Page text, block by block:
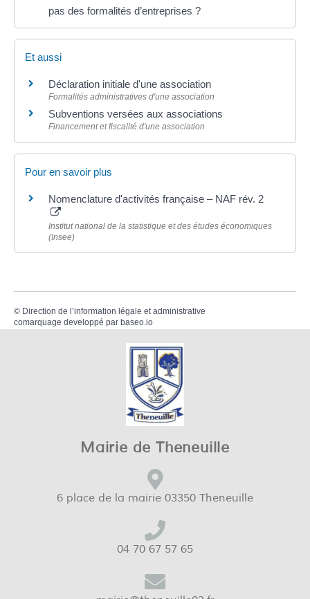
pas des formalités d’entreprises ?
Et aussi
Déclaration initiale d'une association
Formalités administratives d'une association
Subventions versées aux associations
Financement et fiscalité d'une association
Pour en savoir plus
Nomenclature d'activités française – NAF rév. 2
Institut national de la statistique et des études économiques
(Insee)
© Direction de l’information légale et administrative
comarquage developpé par baseo.io
Mairie de Theneuille
6 place de la mairie 03350 Theneuille
04 70 67 57 65